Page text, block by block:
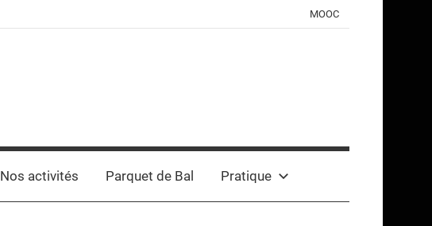
MOOC
Nos activités Parquet de Bal Pratique